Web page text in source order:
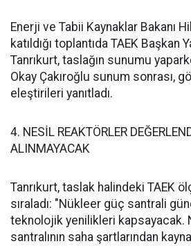
Enerji ve Tabii Kaynaklar Bakanı
katıldığı toplantıda TAEK Başkan
Tanrıkurt, taslağın sunumu
Okay Çakıroğlu sunum sonrası,
eleştirileri yanıtladı.
4. NESİL REAKTÖRLER
ALINMAYACAK
Tanrıkurt, taslak halindeki TAEK
sıraladı: "Nükleer güç santrali
teknolojik yenilikleri kapsayacak.
santralının saha şartlarından